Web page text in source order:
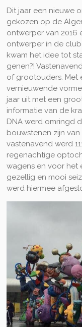
Dit jaar een nieuwe
gekozen op de
ontwerper van 2016
ontwerper in de
kwam het idee tot
genen?!
of grootouders. Met
vernieuwende
jaar uit met een
informatie van de
DNA werd omringd
bouwstenen zijn
vastenavend werd
regenachtige
wagens en voor het
gezellig en mooi
werd hiermee